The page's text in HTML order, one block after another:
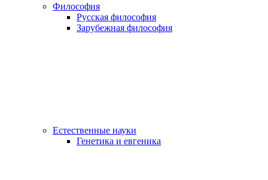
Философия
Русская философия
Зарубежная философия
Естественные науки
Генетика и евгеника